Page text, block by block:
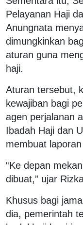
Pelayanan Haji
Anungnata
dimungkinkan
aturan guna
haji.
Aturan tersebut,
kewajiban bagi
agen perjalanan
Ibadah Haji dan
membuat
“Ke depan
dibuat,” ujar
Khusus bagi
dia, pemerintah